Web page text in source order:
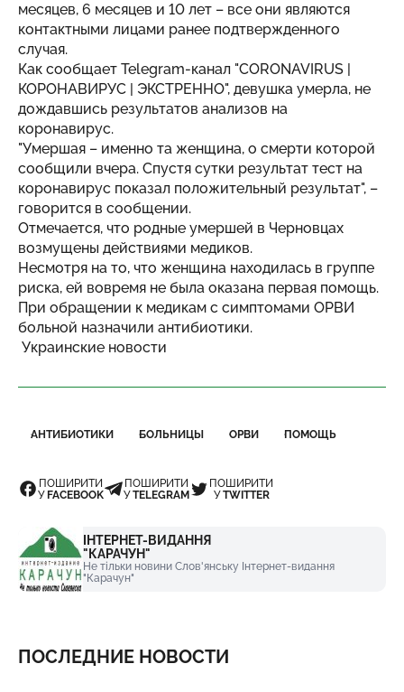
месяцев, 6 месяцев и 10 лет – все они являются
контактными лицами ранее подтвержденного
случая.
Как сообщает Telegram-канал "CORONAVIRUS |
КОРОНАВИРУС | ЭКСТРЕННО", девушка умерла, не
дождавшись результатов анализов на
коронавирус.
"Умершая – именно та женщина, о смерти которой
сообщили вчера. Спустя сутки результат тест на
коронавирус показал положительный результат", –
говорится в сообщении.
Отмечается, что родные умершей в Черновцах
возмущены действиями медиков.
Несмотря на то, что женщина находилась в группе
риска, ей вовремя не была оказана первая помощь.
При обращении к медикам с симптомами ОРВИ
больной назначили антибиотики.
Украинские новости
АНТИБИОТИКИ БОЛЬНИЦЫ ОРВИ ПОМОЩЬ
ПОШИРИТИ
У FACEBOOK
ПОШИРИТИ
УTELEGRAM
ПОШИРИТИ
УTWITTER
ІНТЕРНЕТ-ВИДАННЯ
"КАРАЧУН"
Не тільки новини Слов'янську Інтернет-видання
"Карачун"
ПОСЛЕДНИЕ НОВОСТИ